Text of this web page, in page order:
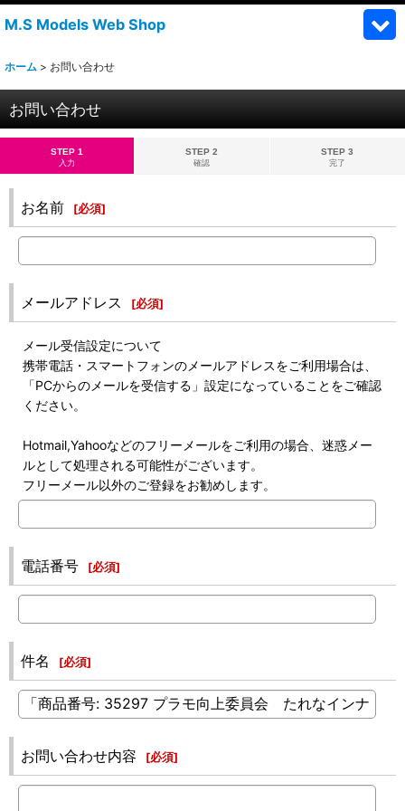
M.S Models Web Shop
ホーム > お問い合わせ
お問い合わせ
STEP 1
入力
STEP 2
確認
STEP 3
完了
お名前 [必須]
メールアドレス [必須]
メール受信設定について
携帯電話・スマートフォンのメールアドレスをご利用場合は、
「PCからのメールを受信する」設定になっていることをご確認
ください。
Hotmail,Yahooなどのフリーメールをご利用の場合、迷惑メー
ルとして処理される可能性がございます。
フリーメール以外のご登録をお勧めします。
電話番号 [必須]
件名 [必須]
お問い合わせ内容 [必須]